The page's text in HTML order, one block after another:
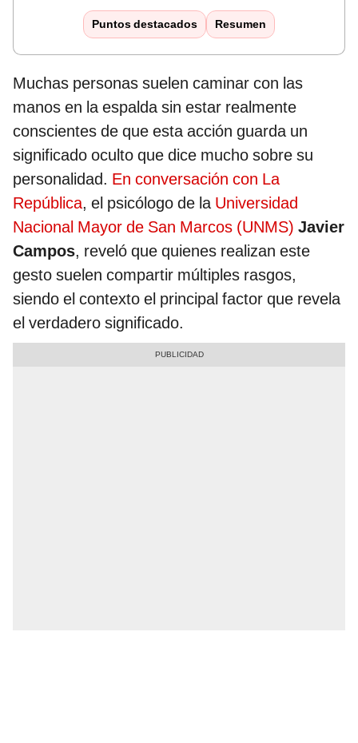
Puntos destacados Resumen
Muchas personas suelen caminar con las
manos en la espalda sin estar realmente
conscientes de que esta acción guarda un
significado oculto que dice mucho sobre su
personalidad. En conversación con La
República, el psicólogo de la Universidad
Nacional Mayor de San Marcos (UNMS) Javier
Campos, reveló que quienes realizan este
gesto suelen compartir múltiples rasgos,
siendo el contexto el principal factor que revela
el verdadero significado.